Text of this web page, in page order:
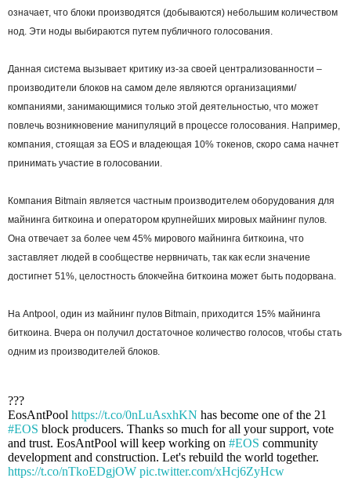
означает, что блоки производятся (добываются) небольшим количеством
нод. Эти ноды выбираются путем публичного голосования.
Данная система вызывает критику из-за своей централизованности –
производители блоков на самом деле являются организациями/
компаниями, занимающимися только этой деятельностью, что может
повлечь возникновение манипуляций в процессе голосования. Например,
компания, стоящая за EOS и владеющая 10% токенов, скоро сама начнет
принимать участие в голосовании.
Компания Bitmain является частным производителем оборудования для
майнинга биткоина и оператором крупнейших мировых майнинг пулов.
Она отвечает за более чем 45% мирового майнинга биткоина, что
заставляет людей в сообществе нервничать, так как если значение
достигнет 51%, целостность блокчейна биткоина может быть подорвана.
На Antpool, один из майнинг пулов Bitmain, приходится 15% майнинга
биткоина. Вчера он получил достаточное количество голосов, чтобы стать
одним из производителей блоков.
???
EosAntPool https://t.co/0nLuAsxhKN has become one of the 21
#EOS block producers. Thanks so much for all your support, vote
and trust. EosAntPool will keep working on #EOS community
development and construction. Let's rebuild the world together.
https://t.co/nTkoEDgjOW pic.twitter.com/xHcj6ZyHcw